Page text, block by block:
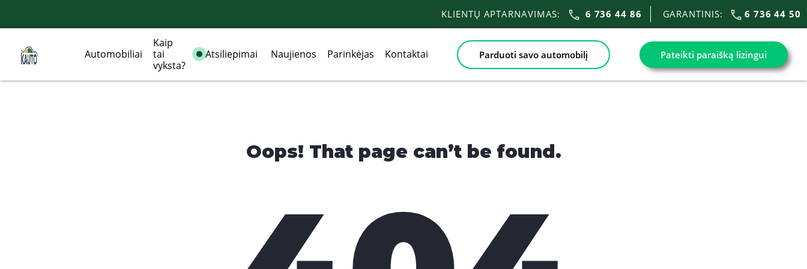
KLIENTŲ APTARNAVIMAS: 6 736 44 86 GARANTINIS: 6 736 44 50
Automobiliai
Kaip
tai
vyksta?
Atsiliepimai Naujienos Parinkėjas Kontaktai Parduoti savo automobilį Pateikti paraišką lizingui
Oops! That page can’t be found.